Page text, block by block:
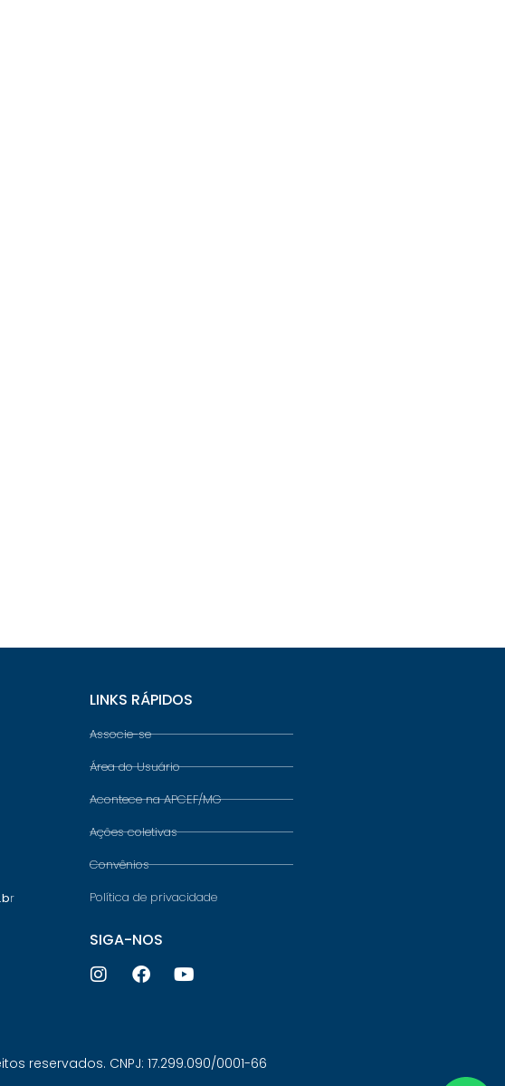
r
LINKS RÁPIDOS
Associe-se
Área do Usuário
Acontece na APCEF/MG
Ações coletivas
Convênios
Política de privacidade
SIGA-NOS
reservados. CNPJ: 17.299.090/0001-66